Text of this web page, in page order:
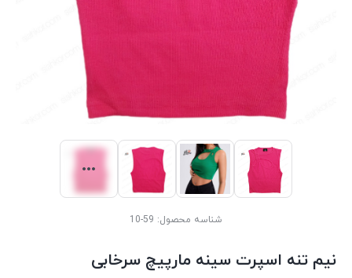
شناسه محصول: 59-10
نیم تنه اسپرت سینه مارپیچ سرخابی